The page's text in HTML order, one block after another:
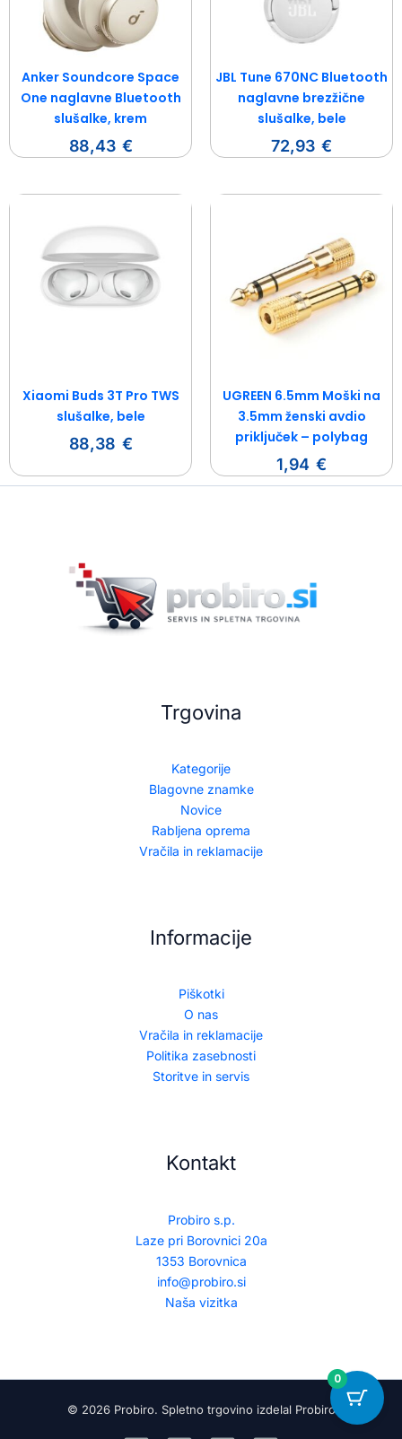
Anker Soundcore Space
One naglavne Bluetooth
slušalke, krem
88,43 €
JBL Tune 670NC Bluetooth
naglavne brezžične
slušalke, bele
72,93 €
Xiaomi Buds 3T Pro TWS
slušalke, bele
88,38 €
UGREEN 6.5mm Moški na
3.5mm ženski avdio
priključek – polybag
1,94 €
Trgovina
Kategorije
Blagovne znamke
Novice
Rabljena oprema
Vračila in reklamacije
Informacije
Piškotki
O nas
Vračila in reklamacije
Politika zasebnosti
Storitve in servis
Kontakt
Probiro s.p.
Laze pri Borovnici 20a
1353 Borovnica
info@probiro.si
Naša vizitka
© 2026 Probiro. Spletno trgovino izdelal Probiro
0